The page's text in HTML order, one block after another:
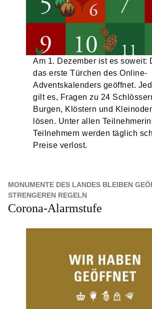
Am 1. Dezember ist es soweit:
das erste Türchen des Online-
Adventskalenders geöffnet.
gilt es, Fragen zu 24
Burgen, Klöstern und
lösen. Unter allen
Teilnehmern werden täglich
Preise verlost.
MONUMENTE DES LANDES BLEIBEN
STRENGEREN REGELN
Corona-Alarmstufe